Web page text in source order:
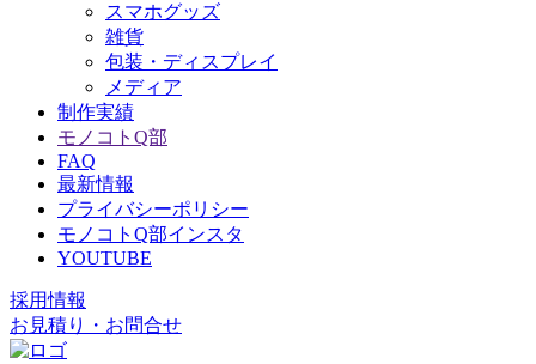
スマホグッズ
雑貨
包装・ディスプレイ
メディア
制作実績
モノコトQ部
FAQ
最新情報
プライバシーポリシー
モノコトQ部インスタ
YOUTUBE
採用情報
お見積り・お問合せ